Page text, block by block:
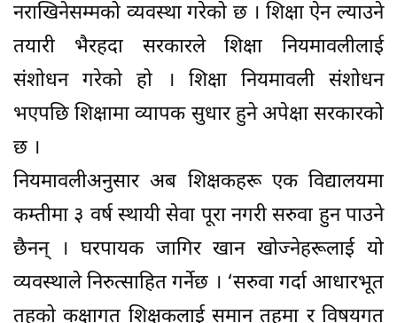
नराखिनेसम्मको व्यवस्था गरेको छ । शिक्षा ऐन ल्याउने
तयारी भैरहदा सरकारले शिक्षा नियमावलीलाई
संशोधन गरेको हो । शिक्षा नियमावली संशोधन
भएपछि शिक्षामा व्यापक सुधार हुने अपेक्षा सरकारको
छ ।
नियमावलीअनुसार अब शिक्षकहरू एक विद्यालयमा
कम्तीमा ३ वर्ष स्थायी सेवा पूरा नगरी सरुवा हुन पाउने
छैनन् । घरपायक जागिर खान खोज्नेहरूलाई यो
व्यवस्थाले निरुत्साहित गर्नेछ । ‘सरुवा गर्दा आधारभूत
तहको कक्षागत शिक्षकलाई समान तहमा र विषयगत